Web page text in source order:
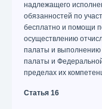
надлежащего
обязанностей по
бесплатно и помощи
осуществлению
палаты и выполнению
палаты и
пределах их
Статья 16